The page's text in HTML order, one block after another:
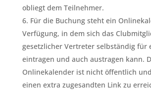
obliegt dem Teilnehmer.
Für die Buchung steht ein
Verfügung, in dem sich das
gesetzlicher Vertreter selbständig für
eintragen und auch austragen kann.
Onlinekalender ist nicht öffentlich
einen extra zugesandten Link zu